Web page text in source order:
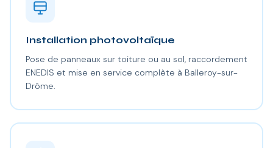
Installation photovoltaïque
Pose de panneaux sur toiture ou au sol, raccordement
ENEDIS et mise en service complète à Balleroy-sur-
Drôme.